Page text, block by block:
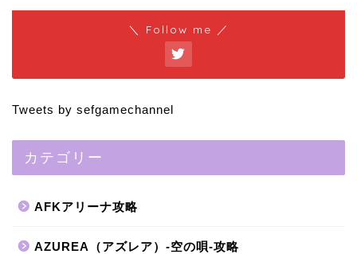
＼ Follow me ／
Tweets by sefgamechannel
カテゴリー
AFKアリーナ攻略
AZUREA（アズレア）-空の唄-攻略